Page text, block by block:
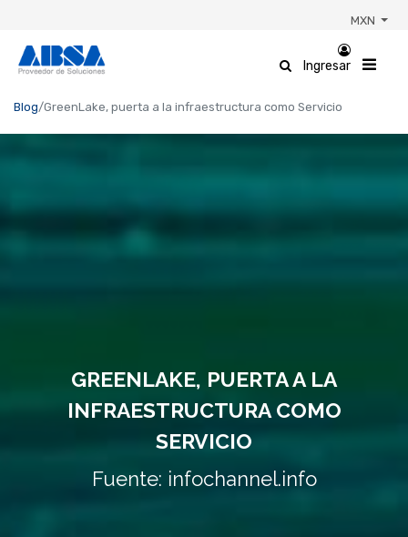
MXN
Ingresar
Blog GreenLake, puerta a la infraestructura como Servicio
GREENLAKE, PUERTA A LA
INFRAESTRUCTURA COMO
SERVICIO
Fuente: infochannel.info